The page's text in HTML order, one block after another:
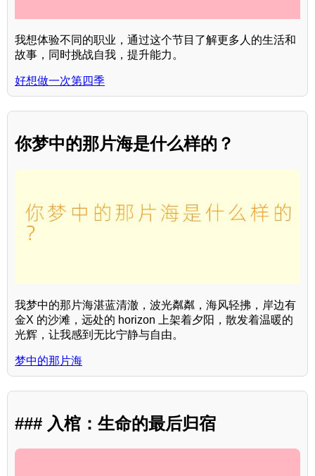
我想体验不同的职业，通过这个节目了解更多人的生活和
故事，同时挑战自我，提升能力。
好想做一次第四季
你梦中的那片海是什么样的？
我梦中的那片海湛蓝清澈，波光粼粼，海风轻拂，岸边有
金X 的沙滩，远处的 horizon 上架着夕阳，散发着温暖的
光辉，让我感到无比宁静与自由。
梦中的那片海
### 入棺：生命的最后归宿